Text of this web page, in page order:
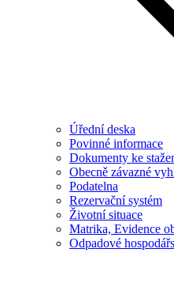
Úřední deska
Povinné informace
Dokumenty ke
Obecně závazné
Podatelna
Rezervační systém
Životní situace
Matrika, Evidence
Odpadové